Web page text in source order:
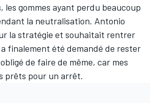
les gommes ayant perdu beaucoup
la neutralisation. Antonio
la stratégie et souhaitait rentrer
finalement été demandé de rester
de faire de même, car mes
prêts pour un arrêt.